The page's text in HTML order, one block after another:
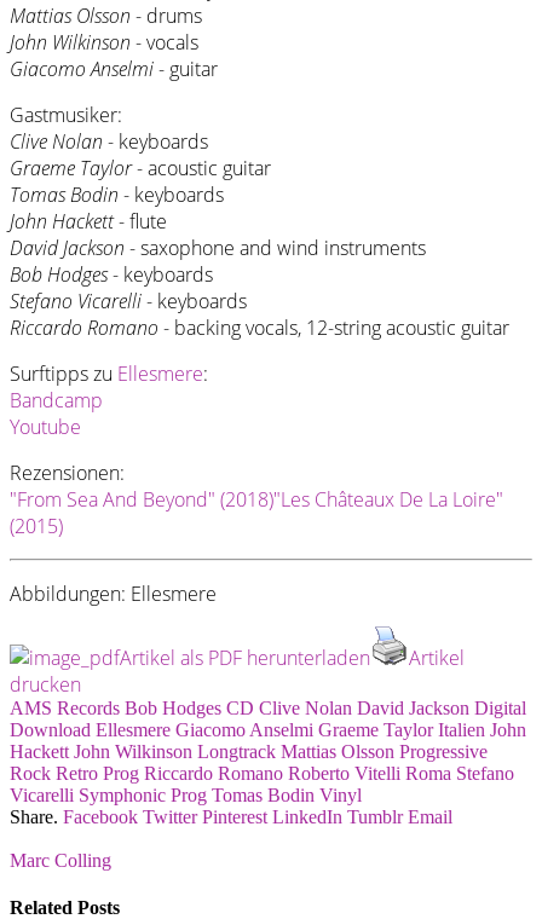
Mattias Olsson - drums
John Wilkinson - vocals
Giacomo Anselmi- guitar
Gastmusiker:
Clive Nolan - keyboards
Graeme Taylor- acoustic guitar
Tomas Bodin - keyboards
John Hackett- flute
David Jackson - saxophone and wind instruments
Bob Hodges- keyboards
Stefano Vicarelli- keyboards
Riccardo Romano - backing vocals, 12-string acoustic guitar
Surftipps zu Ellesmere:
Bandcamp
Youtube
Rezensionen:
"From Sea And Beyond" (2018)"Les Châteaux De La Loire"
(2015)
Abbildungen: Ellesmere
Artikel als PDF herunterladen
Artikel
drucken
AMS Records Bob Hodges CD Clive Nolan David Jackson Digital
Download Ellesmere Giacomo Anselmi Graeme Taylor Italien John
Hackett John Wilkinson Longtrack Mattias Olsson Progressive
Rock Retro Prog Riccardo Romano Roberto Vitelli Roma Stefano
Vicarelli Symphonic Prog Tomas Bodin Vinyl
Share. Facebook Twitter Pinterest LinkedIn Tumblr Email
Marc Colling
Related Posts